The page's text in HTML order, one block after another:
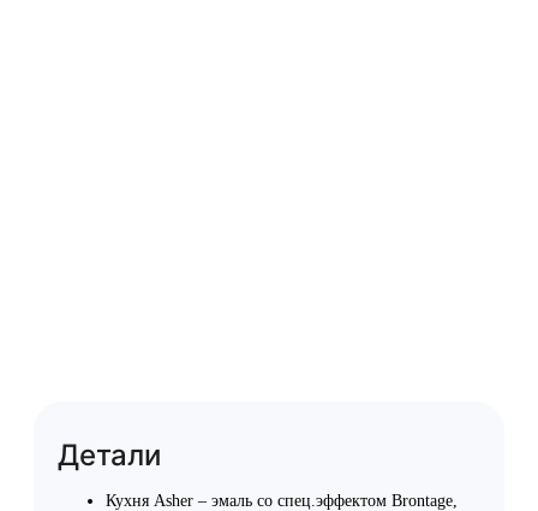
Детали
Кухня Asher – эмаль со спец.эффектом Brontage,